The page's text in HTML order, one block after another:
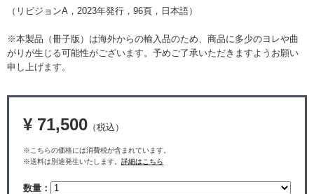
（リビジョンA，2023年発行，96頁，日本語）
※本製品（冊子版）は海外からの輸入品のため、商品に多少のヨレや曲
がりが生じる可能性がございます。予めご了承いただきますようお願い
申し上げます。
¥ 71,500 （税込）
※こちらの価格には消費税が含まれています。
※送料は別途発生いたします。 詳細はこちら
数量：